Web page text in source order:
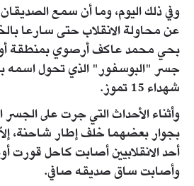
وفي ذلك اليوم، وما أن سمع
عن محاولة الانقلاب حتى سارعا
بحي محمد عاكف أرصوي بمنطقة
جسر "البوسفور" الذي تحول اسمه
شهداء 15 تموز.
وأثناء الأحداث التي جرت على
بجوار بعضهما خلف إطار شاحنة،
أحد الانقلابيين أصابت كاحل قورت
وأصابت ساق صديقه صافي.